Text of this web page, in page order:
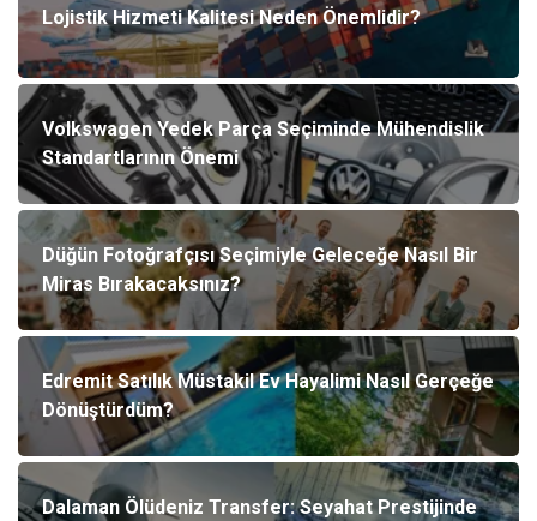
Lojistik Hizmeti Kalitesi Neden Önemlidir?
Volkswagen Yedek Parça Seçiminde Mühendislik
Standartlarının Önemi
Düğün Fotoğrafçısı Seçimiyle Geleceğe Nasıl Bir
Miras Bırakacaksınız?
Edremit Satılık Müstakil Ev Hayalimi Nasıl Gerçeğe
Dönüştürdüm?
Dalaman Ölüdeniz Transfer: Seyahat Prestijinde